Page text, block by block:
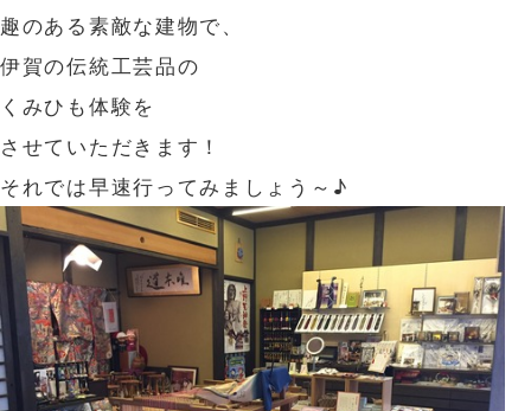
趣のある素敵な建物で、
伊賀の伝統工芸品の
くみひも体験を
させていただきます！
それでは早速行ってみましょう～♪